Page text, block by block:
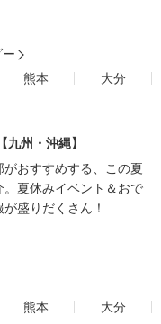
熊本
大分
州・沖縄】
がおすすめする、この夏
。夏休みイベント＆おで
盛りだくさん！
熊本
大分